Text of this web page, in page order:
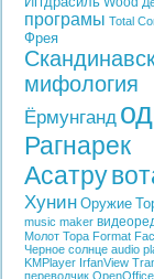
програмы Total
Фрея
мифология
Ёрмунганд
Рагнарек
Асатру
Хунин Оружие
music maker
Молот Тора Format
Черное солнце audio
KMPlayer IrfanView
переводчик OpenOffice